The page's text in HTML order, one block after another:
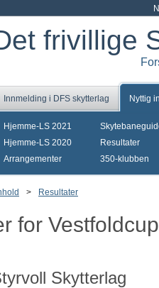
frivillige
Innmelding i DFS skytterlag Nyttig
Hjemme-LS 2021
Hjemme-LS 2020
Arrangementer
Resultater
350-klubben
> Resultater
for
Skytterlag